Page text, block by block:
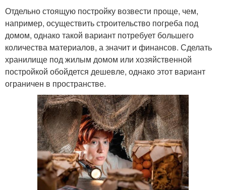
Отдельно стоящую постройку возвести проще, чем,
например, осуществить строительство погреба под
домом, однако такой вариант потребует большего
количества материалов, а значит и финансов. Сделать
хранилище под жилым домом или хозяйственной
постройкой обойдется дешевле, однако этот вариант
ограничен в пространстве.